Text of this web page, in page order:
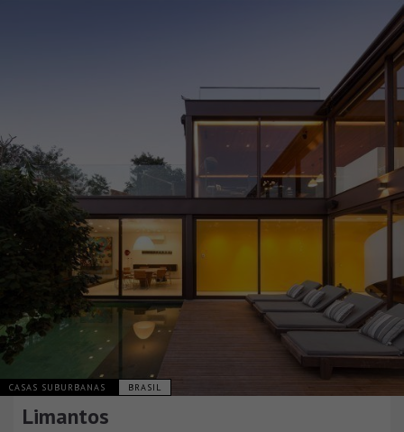
CASAS SUBURBANAS BRASIL
Limantos